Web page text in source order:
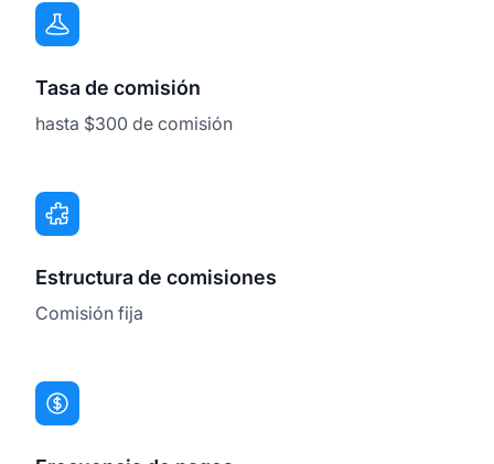
Tasa de comisión
hasta $300 de comisión
Estructura de comisiones
Comisión fija